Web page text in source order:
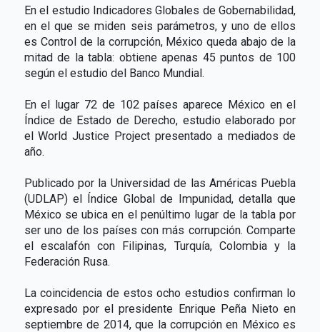
En el estudio Indicadores Globales de Gobernabilidad,
en el que se miden seis parámetros, y uno de ellos
es Control de la corrupción, México queda abajo de la
mitad de la tabla: obtiene apenas 45 puntos de 100
según el estudio del Banco Mundial.
En el lugar 72 de 102 países aparece México en el
Índice de Estado de Derecho, estudio elaborado por
el World Justice Project presentado a mediados de
año.
Publicado por la Universidad de las Américas Puebla
(UDLAP) el Índice Global de Impunidad, detalla que
México se ubica en el penúltimo lugar de la tabla por
ser uno de los países con más corrupción. Comparte
el escalafón con Filipinas, Turquía, Colombia y la
Federación Rusa.
La coincidencia de estos ocho estudios confirman lo
expresado por el presidente Enrique Peña Nieto en
septiembre de 2014, que la corrupción en México es